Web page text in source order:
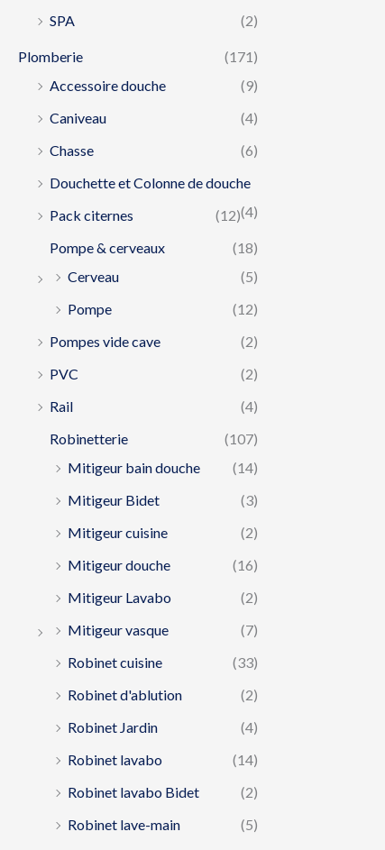
SPA
(2)
Plomberie
(171)
Accessoire douche
(9)
Caniveau
(4)
Chasse
(6)
Douchette et Colonne de douche
(4)
Pack citernes
(12)
Pompe & cerveaux
(18)
Cerveau
(5)
Pompe
(12)
Pompes vide cave
(2)
PVC
(2)
Rail
(4)
Robinetterie
(107)
Mitigeur bain douche
(14)
Mitigeur Bidet
(3)
Mitigeur cuisine
(2)
Mitigeur douche
(16)
Mitigeur Lavabo
(2)
Mitigeur vasque
(7)
Robinet cuisine
(33)
Robinet d'ablution
(2)
Robinet Jardin
(4)
Robinet lavabo
(14)
Robinet lavabo Bidet
(2)
Robinet lave-main
(5)